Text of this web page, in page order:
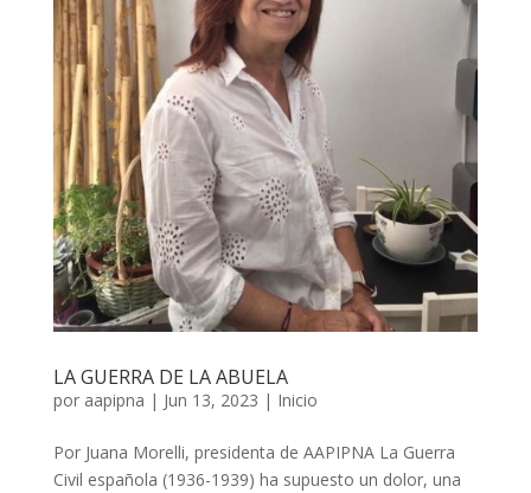
LA GUERRA DE LA ABUELA
por aapipna | Jun 13, 2023 | Inicio
Por Juana Morelli, presidenta de AAPIPNA La Guerra
Civil española (1936-1939) ha supuesto un dolor, una